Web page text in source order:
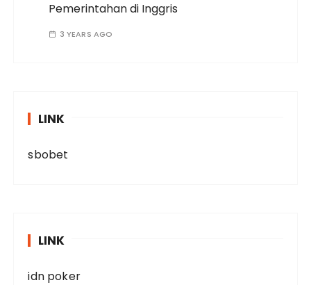
Pemerintahan di Inggris
3 YEARS AGO
LINK
sbobet
LINK
idn poker